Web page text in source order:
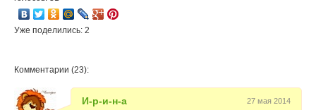
Уже поделились: 2
Комментарии (23):
И-р-и-н-а 27 мая 2014